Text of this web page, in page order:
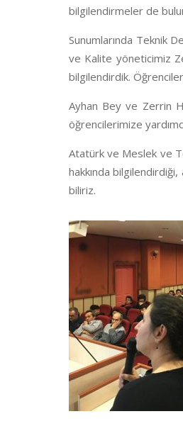
bilgilendirmeler de
Sunumlarında Teknik
ve Kalite yöneticimiz
bilgilendirdik.
Ayhan Bey ve Zerrin
öğrencilerimize
Atatürk ve Meslek ve
hakkında
biliriz.